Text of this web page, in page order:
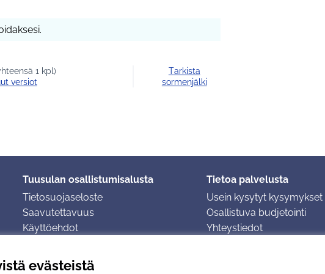
evästeistä
1 kpl)
versiot
Tarkista
sormenjälki
Tuusulan osallistumisalusta
Tietosuojaseloste
Saavutettavuus
Käyttöehdot
Tietoa palvelusta
Usein kysytyt kysymykset
Osallistuva budjetointi
Yhteystiedot